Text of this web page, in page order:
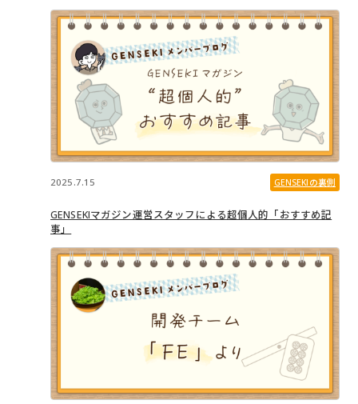
2025.7.15 GENSEKIの裏側
GENSEKIマガジン運営スタッフによる超個人的「おすすめ記
事」